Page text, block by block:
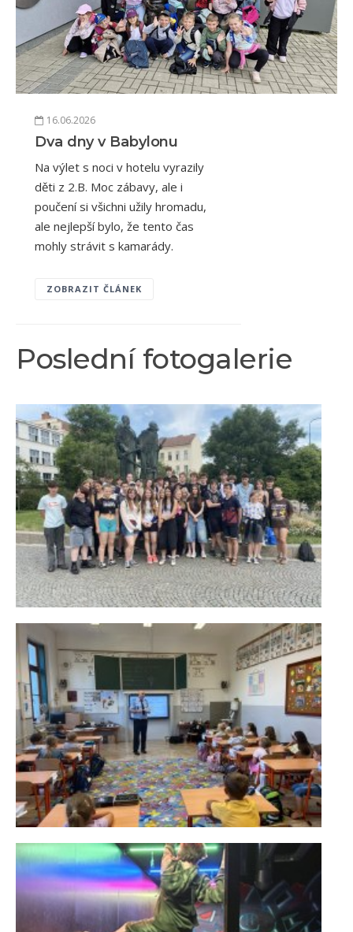
16.06.2026
Dva dny v Babylonu
Na výlet s noci v hotelu vyrazily
děti z 2.B. Moc zábavy, ale i
poučení si všichni užily hromadu,
ale nejlepší bylo, že tento čas
mohly strávit s kamarády.
ZOBRAZIT ČLÁNEK
Poslední fotogalerie